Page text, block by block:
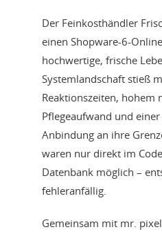
Der Feinkosthändler
einen Shopware-6-
hochwertige, frische
Systemlandschaft stieß
Reaktionszeiten, hohem
Pflegeaufwand und einer
Anbindung an ihre
waren nur direkt im
Datenbank möglich –
fehleranfällig.
Gemeinsam mit mr.